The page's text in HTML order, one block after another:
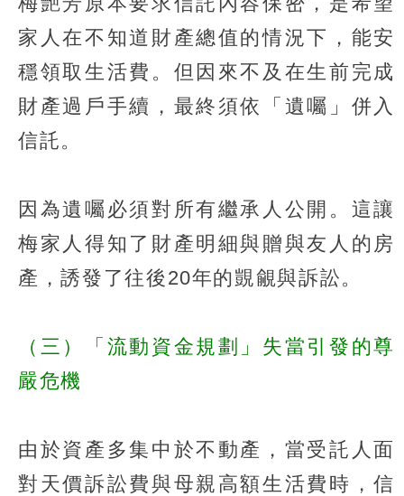
家人在不知道財產總值的情況下，能安
穩領取生活費。但因來不及在生前完成
財產過戶手續，最終須依「遺囑」併入
信託。
因為遺囑必須對所有繼承人公開。這讓
梅家人得知了財產明細與贈與友人的房
產，誘發了往後20年的覬覦與訴訟。
（三）「流動資金規劃」失當引發的尊
嚴危機
由於資產多集中於不動產，當受託人面
對天價訴訟費與母親高額生活費時，信